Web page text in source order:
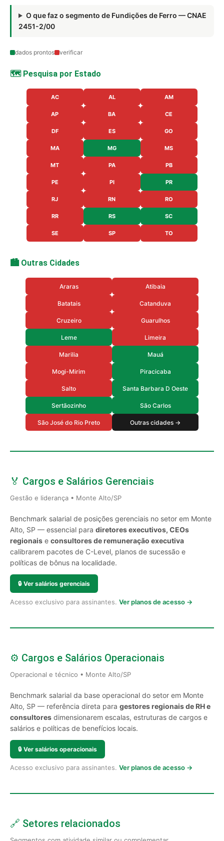
O que faz o segmento de Fundições de Ferro — CNAE
2451-2/00
dados prontos verificar
🗺️ Pesquisa por Estado
AC AL AM
AP BA CE
DF ES GO
MA MG MS
MT PA PB
PE PI PR
RJ RN RO
RR RS SC
SE SP TO
🏙️ Outras Cidades
Araras Atibaia
Batatais Catanduva
Cruzeiro Guarulhos
Leme Limeira
Marilia Mauá
Mogi-Mirim Piracicaba
Salto Santa Barbara D Oeste
Sertãozinho São Carlos
São José do Rio Preto Outras cidades →
🏅 Cargos e Salários Gerenciais
Gestão e liderança • Monte Alto/SP
Benchmark salarial de posições gerenciais no setor em Monte
Alto, SP — essencial para diretores executivos, CEOs
regionais e consultores de remuneração executiva
calibrarem pacotes de C-Level, planos de sucessão e
políticas de bônus na localidade.
🔒 Ver salários gerenciais
Acesso exclusivo para assinantes. Ver planos de acesso →
⚙️ Cargos e Salários Operacionais
Operacional e técnico • Monte Alto/SP
Benchmark salarial da base operacional do setor em Monte
Alto, SP — referência direta para gestores regionais de RH e
consultores dimensionarem escalas, estruturas de cargos e
salários e políticas de benefícios locais.
🔒 Ver salários operacionais
Acesso exclusivo para assinantes. Ver planos de acesso →
🔗 Setores relacionados